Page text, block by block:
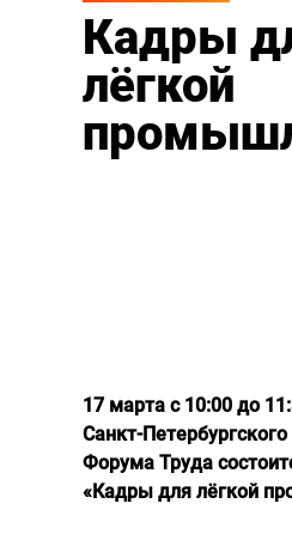
Кадры
лёгкой
17 марта с 10:00 до
Санкт-
Форума Труда
«Кадры для лёгкой